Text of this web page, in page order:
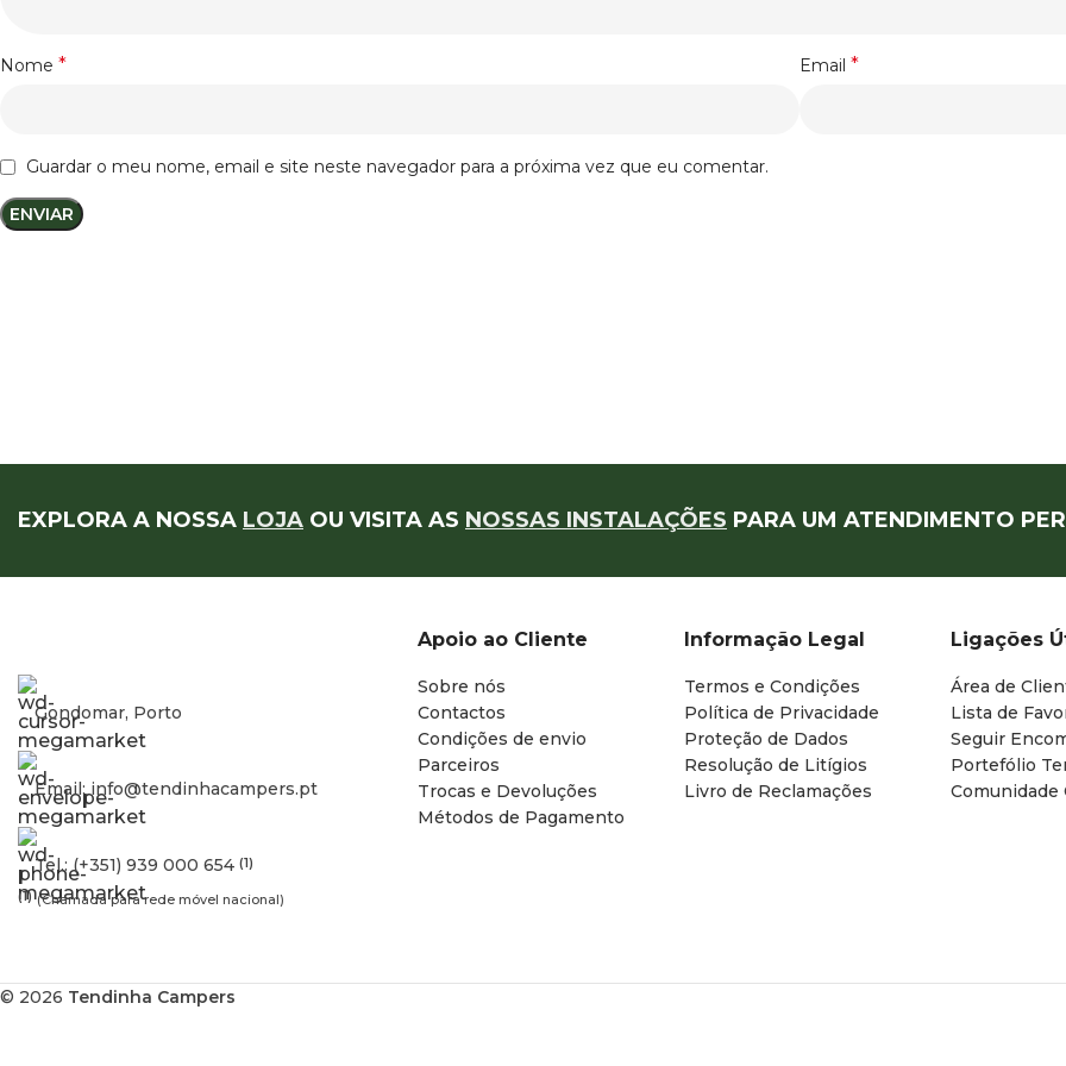
Nome * Email *
Guardar o meu nome, email e site neste navegador para a próxima vez que eu comentar.
EXPLORA A NOSSA LOJA OU VISITA AS NOSSAS INSTALAÇÕES PARA UM ATENDIMENTO
Gondomar, Porto
Email: info@tendinhacampers.pt
Tel.: (+351) 939 000 654 (1)
(1) (Chamada para rede móvel nacional)
Apoio ao Cliente
Sobre nós
Contactos
Condições de envio
Parceiros
Trocas e Devoluções
Métodos de Pagamento
Informação Legal
Termos e Condições
Política de Privacidade
Proteção de Dados
Resolução de Litígios
Livro de Reclamações
Ligações
Área de
Lista de
Seguir
Portefólio
Comunidade
© 2026 Tendinha Campers